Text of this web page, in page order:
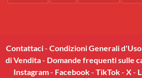
Contattaci- Condizioni Generali d'Uso
di Vendita- Domande frequenti sulle
Instagram- Facebook- TikTok- X-